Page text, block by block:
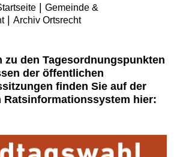
| Gemeinde &
| Archiv Ortsrecht
zu den Tagesordnungspunkten
der öffentlichen
finden Sie auf der
Ratsinformationssystem hier:
gefunden